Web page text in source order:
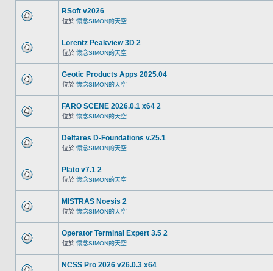
RSoft v2026
位於 懷念SIMON的天空
Lorentz Peakview 3D 2
位於 懷念SIMON的天空
Geotic Products Apps 2025.04
位於 懷念SIMON的天空
FARO SCENE 2026.0.1 x64 2
位於 懷念SIMON的天空
Deltares D-Foundations v.25.1
位於 懷念SIMON的天空
Plato v7.1 2
位於 懷念SIMON的天空
MISTRAS Noesis 2
位於 懷念SIMON的天空
Operator Terminal Expert 3.5 2
位於 懷念SIMON的天空
NCSS Pro 2026 v26.0.3 x64